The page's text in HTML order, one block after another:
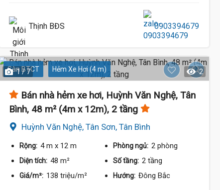
Thịnh BĐS 0903394679
Sàn BTCT Hẻm Xe Hơi (4 m)
1 / 7 2
Bán nhà hẻm xe hơi, Huỳnh Văn Nghệ, Tân
Bình, 48 m² (4m x 12m), 2 tầng
Huỳnh Văn Nghệ, Tân Sơn, Tân Bình
Rộng: 4 m x 12 m Phòng ngủ: 2 phòng
Diện tích: 48 m² Số tầng: 2 tầng
Giá/m²: 138 triệu/m² Hướng: Đông Bắc